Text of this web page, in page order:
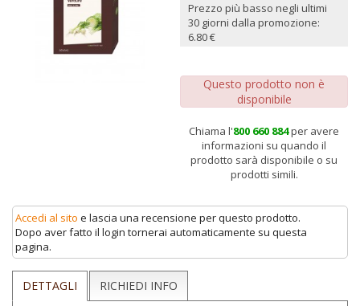
Prezzo più basso negli ultimi
30 giorni dalla promozione:
6.80 €
Questo prodotto non è
disponibile
Chiama l'800 660 884per avere
informazioni su quando il
prodotto sarà disponibile o su
prodotti simili.
Accedi al sito e lascia una recensione per questo prodotto.
Dopo aver fatto il login tornerai automaticamente su questa
pagina.
DETTAGLI RICHIEDI INFO